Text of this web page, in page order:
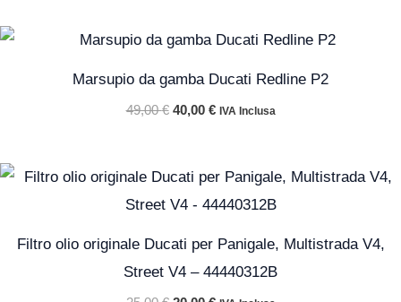
Marsupio da gamba Ducati Redline P2
49,00€
Il
prezzo
era:
49,00 €.
40,00 €
Il
è:
40,00 €.
IVA Inclusa
Filtro olio originale Ducati per Panigale, Multistrada V4,
Street V4 – 44440312B
Il
prezzo
originale
25,00 €.
Il
prezzo
attuale
20,00 €.